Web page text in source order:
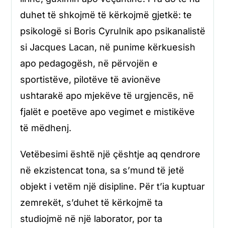
duhet të shkojmë të kërkojmë gjetkë: te
psikologë si Boris Cyrulnik apo psikanalistë
si Jacques Lacan, në punime kërkuesish
apo pedagogësh, në përvojën e
sportistëve, pilotëve të avionëve
ushtarakë apo mjekëve të urgjencës, në
fjalët e poetëve apo vegimet e mistikëve
të mëdhenj.
Vetëbesimi është një çështje aq qendrore
në ekzistencat tona, sa s’mund të jetë
objekt i vetëm një disipline. Për t’ia kuptuar
zemrekët, s’duhet të kërkojmë ta
studiojmë në një laborator, por ta